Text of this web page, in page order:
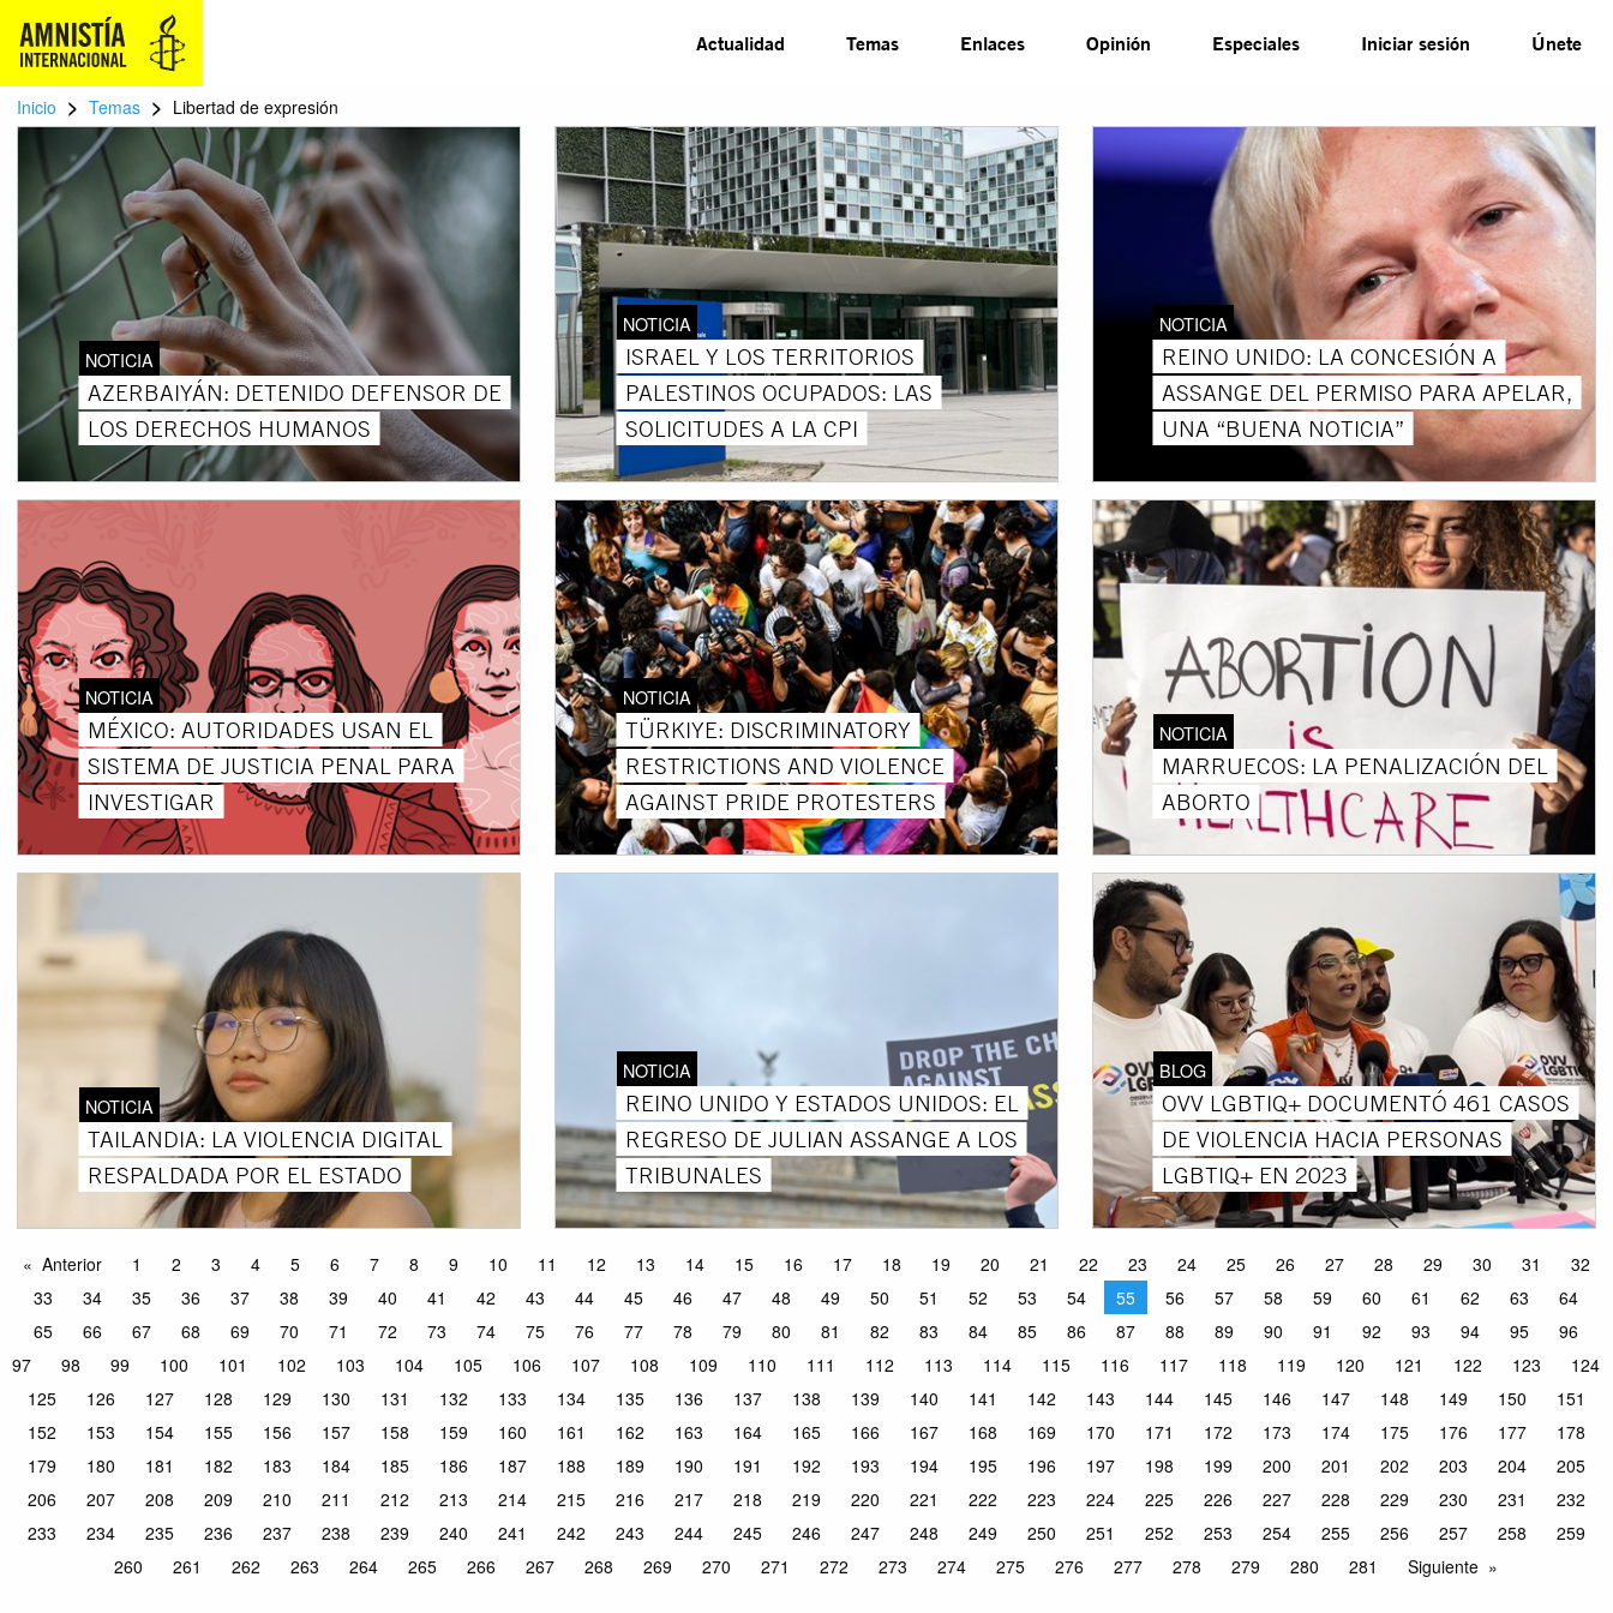
Actualidad Temas Enlaces Opinión Especiales Iniciar sesión Únete
Inicio > Temas > Libertad de expresión
NOTICIA
AZERBAIYÁN: DETENIDO DEFENSOR DE
LOS DERECHOS HUMANOS
NOTICIA
ISRAEL Y LOS TERRITORIOS
PALESTINOS OCUPADOS: LAS
SOLICITUDES A LA CPI
NOTICIA
REINO UNIDO: LA CONCESIÓN A
ASSANGE DEL PERMISO PARA APELAR,
UNA “BUENA NOTICIA”
NOTICIA
MÉXICO: AUTORIDADES USAN EL
SISTEMA DE JUSTICIA PENAL PARA
INVESTIGAR
NOTICIA
TÜRKIYE: DISCRIMINATORY
RESTRICTIONS AND VIOLENCE
AGAINST PRIDE PROTESTERS
NOTICIA
MARRUECOS: LA PENALIZACIÓN DEL
ABORTO
NOTICIA
TAILANDIA: LA VIOLENCIA DIGITAL
RESPALDADA POR EL ESTADO
NOTICIA
REINO UNIDO Y ESTADOS UNIDOS: EL
REGRESO DE JULIAN ASSANGE A LOS
TRIBUNALES
BLOG
OVV LGBTIQ+ DOCUMENTÓ 461 CASOS
DE VIOLENCIA HACIA PERSONAS
LGBTIQ+ EN 2023
Anterior 1 2 3 4 5 6 7 8 9 10 11 12 13 14 15 16 17 18 19 20 21 22 23 24 25 26 27 28 29 30 31
32
33
34 35 36 37 38 39 40 41 42 43 44 45 46 47 48 49 50 51 52 53 54 55 56 57 58 59 60 61 62 63
64
65
66 67 68 69 70 71 72 73 74 75 76 77 78 79 80 81 82 83 84 85 86 87 88 89 90 91 92 93 94 95
96
97
98 99 100 101 102 103 104 105 106 107 108 109 110 111 112 113 114 115 116 117 118 119 120 121 122 123
124
125
126 127 128 129 130 131 132 133 134 135 136 137 138 139 140 141 142 143 144 145 146 147 148 149 150
151
152
153 154 155 156 157 158 159 160 161 162 163 164 165 166 167 168 169 170 171 172 173 174 175 176 177
178
179
180 181 182 183 184 185 186 187 188 189 190 191 192 193 194 195 196 197 198 199 200 201 202 203 204
205
206
207 208 209 210 211 212 213 214 215 216 217 218 219 220 221 222 223 224 225 226 227 228 229 230 231
232
233
234 235 236 237 238 239 240 241 242 243 244 245 246 247 248 249 250 251 252 253 254 255 256 257 258
259
260
261 262 263 264 265 266 267 268 269 270 271 272 273 274 275 276 277 278 279 280 281 Siguiente